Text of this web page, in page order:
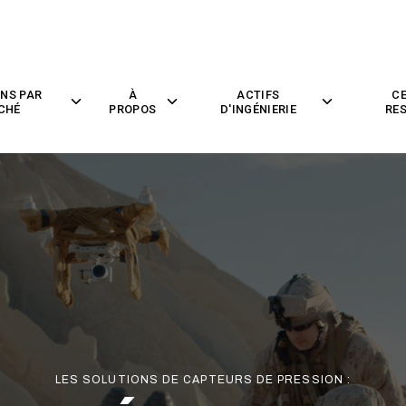
PAR
Toggle
par
Marché
À
PROPOS
Toggle
Propos
ACTIFS
D'INGÉNIERIE
Toggle
D'ingénierie
LES SOLUTIONS DE CAPTEURS DE PRESSION :